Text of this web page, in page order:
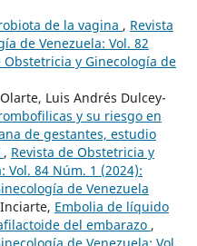
de la vagina , Revista
de Venezuela: Vol. 82
Obstetricia y Ginecología de
Luis Andrés Dulcey-
y su riesgo en
de gestantes, estudio
, Revista de Obstetricia y
Vol. 84 Núm. 1 (2024):
de Venezuela
Embolia de líquido
del embarazo ,